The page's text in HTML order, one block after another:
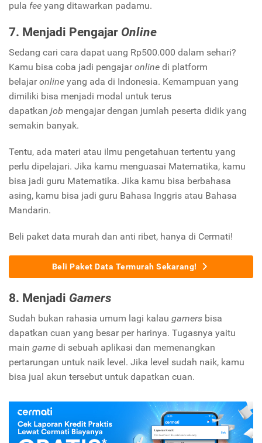
pula fee yang ditawarkan padamu.
7. Menjadi Pengajar Online
Sedang cari cara dapat uang Rp500.000 dalam sehari?
Kamu bisa coba jadi pengajar online di platform
belajar online yang ada di Indonesia. Kemampuan yang
dimiliki bisa menjadi modal untuk terus
dapatkan job mengajar dengan jumlah peserta didik yang
semakin banyak.
Tentu, ada materi atau ilmu pengetahuan tertentu yang
perlu dipelajari. Jika kamu menguasai Matematika, kamu
bisa jadi guru Matematika. Jika kamu bisa berbahasa
asing, kamu bisa jadi guru Bahasa Inggris atau Bahasa
Mandarin.
Beli paket data murah dan anti ribet, hanya di Cermati!
Beli Paket Data Termurah Sekarang!
8. Menjadi Gamers
Sudah bukan rahasia umum lagi kalau gamers bisa
dapatkan cuan yang besar per harinya. Tugasnya yaitu
main game di sebuah aplikasi dan memenangkan
pertarungan untuk naik level. Jika level sudah naik, kamu
bisa jual akun tersebut untuk dapatkan cuan.